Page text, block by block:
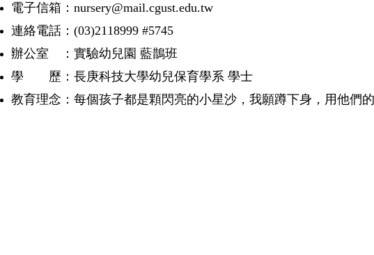
電子信箱：nursery@mail.cgust.edu.tw
連絡電話：(03)2118999 #5745
辦公室 ：實驗幼兒園 藍鵲班
學 歷：長庚科技大學幼兒保育學系 學士
教育理念：每個孩子都是顆閃亮的小星沙，我願蹲下身，用他們